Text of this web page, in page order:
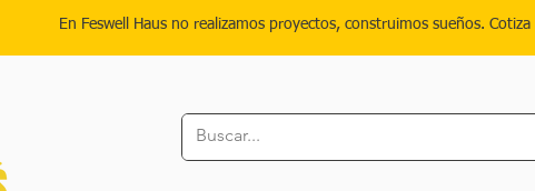
En Feswell Haus no realizamos proyectos, construimos sueños. Cotiza